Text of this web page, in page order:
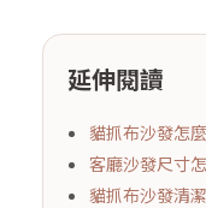
延伸閱讀
貓抓布沙發怎
客廳沙發尺寸
貓抓布沙發清